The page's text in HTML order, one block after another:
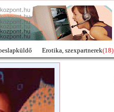
Erotika, szexpartnerek(18)